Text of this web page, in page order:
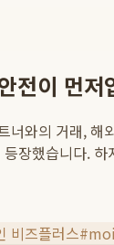
전이 먼
너와의 거래,
장했습니다.
비즈플러스#